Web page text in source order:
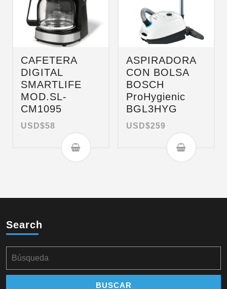
CAFETERA
DIGITAL
SMARTLIFE
MOD.SL-
CM1095
USD$58
ASPIRADORA
CON BOLSA
BOSCH
ProHygienic
BGL3HYG
USD$259
Search